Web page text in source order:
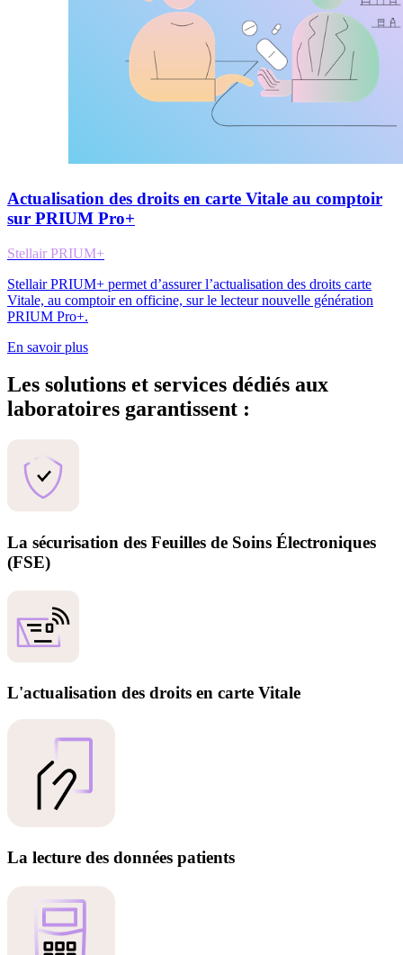
Actualisation des droits en carte Vitale au comptoir
sur PRIUM Pro+
Stellair PRIUM+
Stellair PRIUM+ permet d’assurer l’actualisation des droits carte
Vitale, au comptoir en officine, sur le lecteur nouvelle génération
PRIUM Pro+.
En savoir plus
Les solutions et services dédiés aux
laboratoires garantissent :
La sécurisation des Feuilles de Soins Électroniques
(FSE)
L'actualisation des droits en carte Vitale
La lecture des données patients